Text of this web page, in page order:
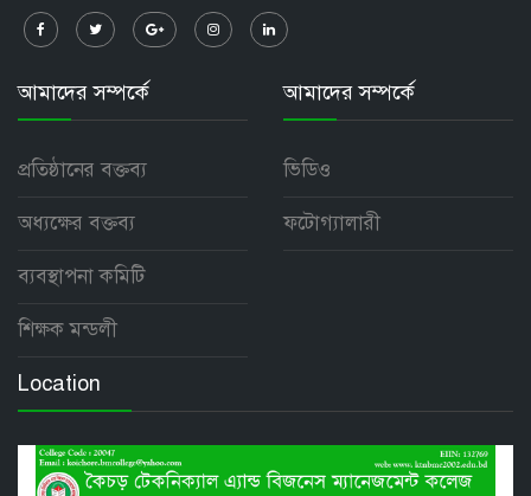
আমাদের সম্পর্কে
প্রতিষ্ঠানের বক্তব্য
অধ্যক্ষের বক্তব্য
ব্যবস্থাপনা কমিটি
শিক্ষক মন্ডলী
আমাদের সম্পর্কে
ভিডিও
ফটোগ্যালারী
Location